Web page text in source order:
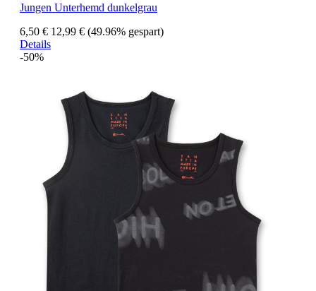
Jungen Unterhemd dunkelgrau
6,50 € 12,99 € (49.96% gespart)
Details
-50%